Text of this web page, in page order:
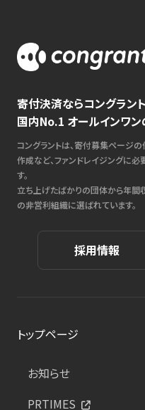
寄付決済ならコングラント
国内No.1 オールインワ
コングラントは、寄付募集ページ
作成など、ファンドレイジングに
す。
立ち上げたばかりの団体から年
の非営利組織に選ばれています。
採用情報
トップページ
お知らせ
PRTIMES